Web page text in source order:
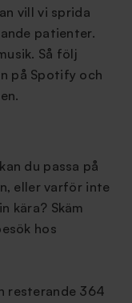
vill vi sprida
patienter.
Så följ
på Spotify och
du passa på
eller varför inte
kära? Skäm
hos
resterande 364